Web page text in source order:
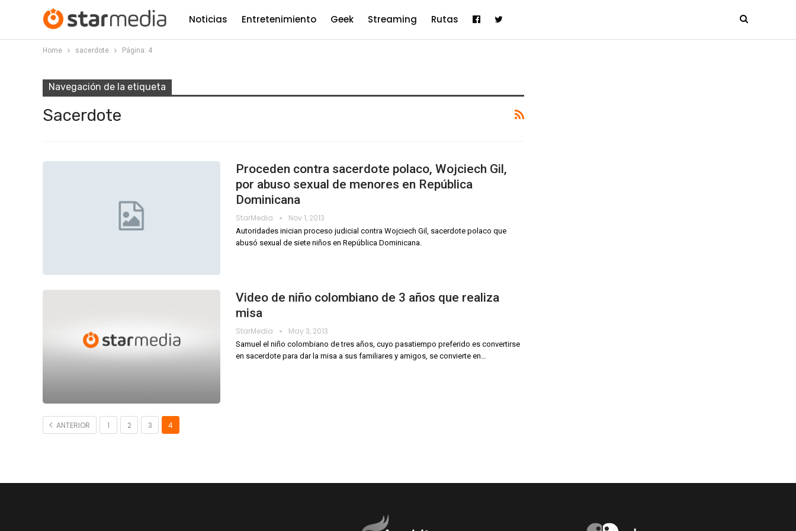
Noticias Entretenimiento Geek Streaming Rutas
Home sacerdote Página: 4
Navegación de la etiqueta
Sacerdote
Proceden contra sacerdote polaco, Wojciech Gil,
por abuso sexual de menores en República
Dominicana
StarMedia Nov 1, 2013
Autoridades inician proceso judicial contra Wojciech Gil, sacerdote polaco que
abusó sexual de siete niños en República Dominicana.
Video de niño colombiano de 3 años que realiza
misa
StarMedia May 3, 2013
Samuel el niño colombiano de tres años, cuyo pasatiempo preferido es convertirse
en sacerdote para dar la misa a sus familiares y amigos, se convierte en…
ANTERIOR 1 2 3 4